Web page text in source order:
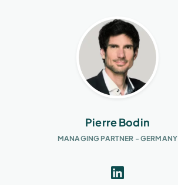
Pierre Bodin
MANAGING PARTNER - GERMANY